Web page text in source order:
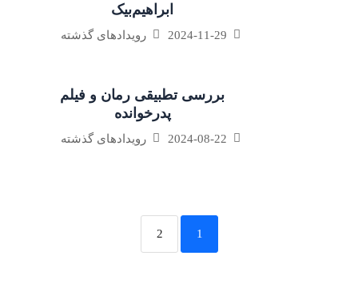
ابراهیم‌بیک
2024-11-29 رویدادهای گذشته
بررسی تطبیقی رمان و فیلم
پدرخوانده
2024-08-22 رویدادهای گذشته
1
2